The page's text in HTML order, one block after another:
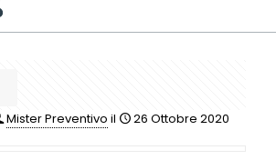
Mister Preventivo il 26 Ottobre 2020